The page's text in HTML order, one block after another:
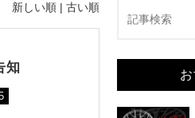
新しい順 | 古い順
知